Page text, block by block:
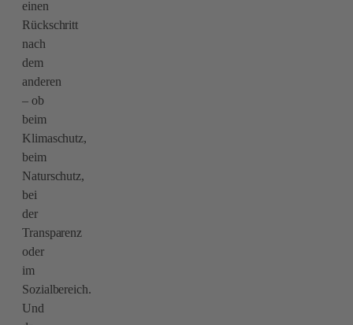
einen
Rückschritt
nach
dem
anderen
– ob
beim
Klimaschutz,
beim
Naturschutz,
bei
der
Transparenz
oder
im
Sozialbereich.
Und